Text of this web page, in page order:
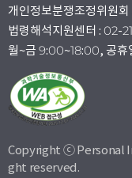
개인정보분쟁조정위원
법령해석지원센터 : 02-
월~금 9:00~18:00, 공휴
Copyright ⓒ Personal
ght reserved.